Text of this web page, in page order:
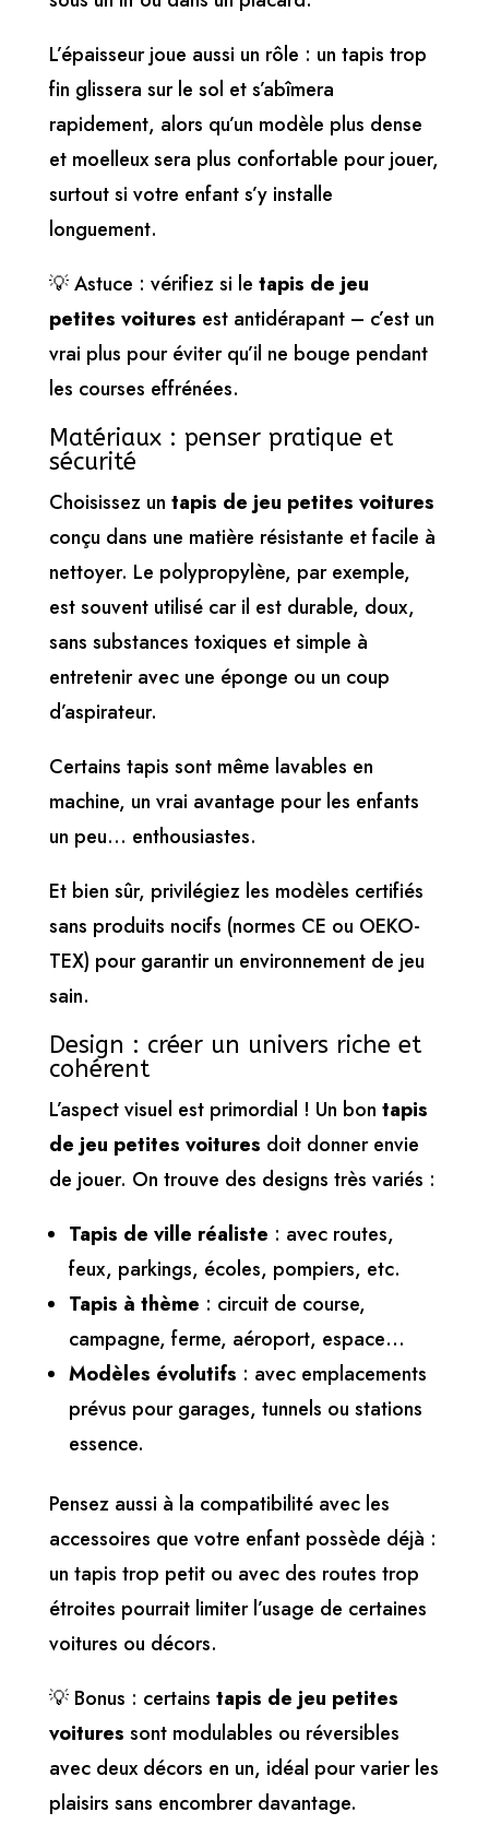
L’épaisseur joue aussi un rôle : un tapis trop
fin glissera sur le sol et s’abîmera
rapidement, alors qu’un modèle plus dense
et moelleux sera plus confortable pour jouer,
surtout si votre enfant s’y installe
longuement.
💡 Astuce : vérifiez si le tapis de jeu
petites voitures est antidérapant – c’est un
vrai plus pour éviter qu’il ne bouge pendant
les courses effrénées.
Matériaux : penser pratique et
sécurité
Choisissez un tapis de jeu petites voitures
conçu dans une matière résistante et facile à
nettoyer. Le polypropylène, par exemple,
est souvent utilisé car il est durable, doux,
sans substances toxiques et simple à
entretenir avec une éponge ou un coup
d’aspirateur.
Certains tapis sont même lavables en
machine, un vrai avantage pour les enfants
un peu… enthousiastes.
Et bien sûr, privilégiez les modèles certifiés
sans produits nocifs (normes CE ou OEKO-
TEX) pour garantir un environnement de jeu
sain.
Design : créer un univers riche et
cohérent
L’aspect visuel est primordial ! Un bon tapis
de jeu petites voitures doit donner envie
de jouer. On trouve des designs très variés :
Tapis de ville réaliste : avec routes,
feux, parkings, écoles, pompiers, etc.
Tapis à thème : circuit de course,
campagne, ferme, aéroport, espace…
Modèles évolutifs : avec emplacements
prévus pour garages, tunnels ou stations
essence.
Pensez aussi à la compatibilité avec les
accessoires que votre enfant possède déjà :
un tapis trop petit ou avec des routes trop
étroites pourrait limiter l’usage de certaines
voitures ou décors.
💡 Bonus : certains tapis de jeu petites
voitures sont modulables ou réversibles
avec deux décors en un, idéal pour varier les
plaisirs sans encombrer davantage.